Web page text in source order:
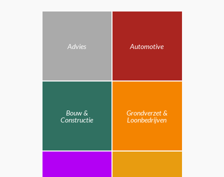
Advies Automotive
Bouw &
Constructie
Grondverzet &
Loonbedrijven